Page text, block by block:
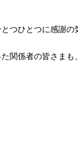
つひとつに感謝の
関係者の皆さまも